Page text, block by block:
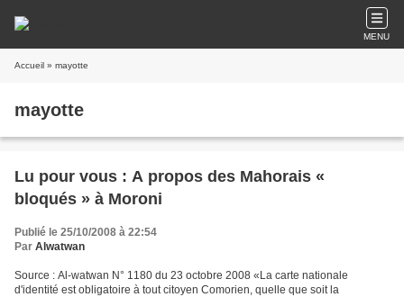
MENU
Accueil » mayotte
mayotte
Lu pour vous : A propos des Mahorais «
bloqués » à Moroni
Publié le 25/10/2008 à 22:54
Par Alwatwan
Source : Al-watwan N° 1180 du 23 octobre 2008 «La carte nationale
d'identité est obligatoire à tout citoyen Comorien, quelle que soit la